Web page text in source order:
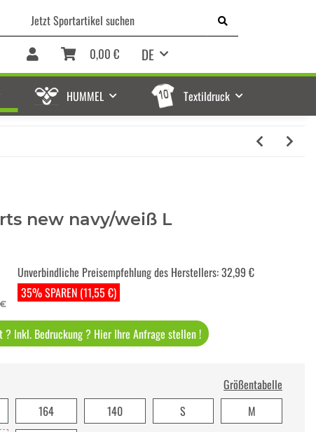
DE
0,00 €
HUMMEL Textildruck
new navy/weiß L
35% SPAREN (11,55 €)
Unverbindliche Preisempfehlung des Herstellers:32,99 €
? Inkl. Bedruckung ? Hier Ihre Anfrage stellen !
Größentabelle
164 140 S
M